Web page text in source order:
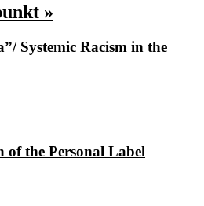
»
Systemic Racism in the
the Personal Label